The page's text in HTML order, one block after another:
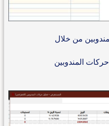
من خلال
حركات المندوبين